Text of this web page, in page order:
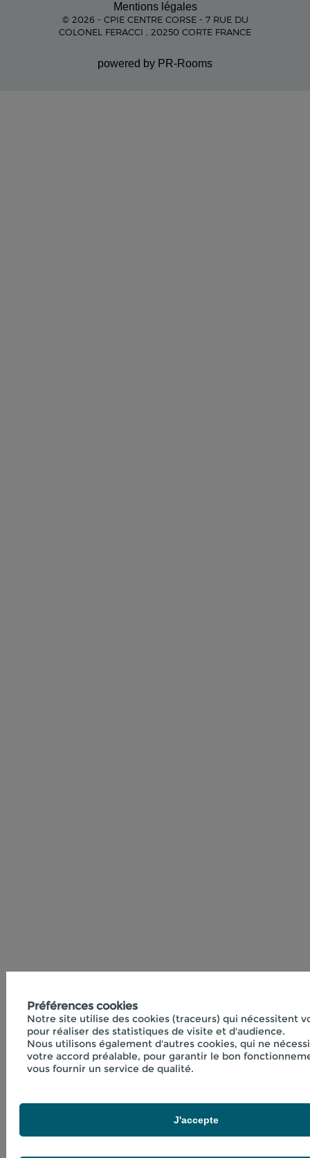
Mentions légales
© 2026 - CPIE CENTRE CORSE - 7 RUE DU
COLONEL FERACCI , 20250 CORTE FRANCE
powered by PR-Rooms
Préférences cookies
Notre site utilise des cookies (traceurs) qui nécessitent
pour réaliser des statistiques de visite et d'audience.
Nous utilisons également d'autres cookies, qui ne
votre accord préalable, pour garantir le bon
vous fournir un service de qualité.
J'accepte